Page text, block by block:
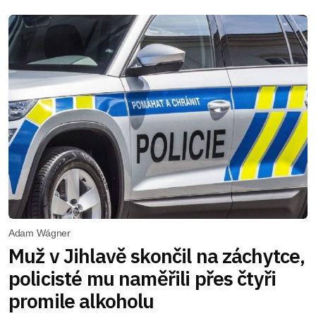
Adam Wágner
Muž v Jihlavě skončil na záchytce,
policisté mu naměřili přes čtyři
promile alkoholu